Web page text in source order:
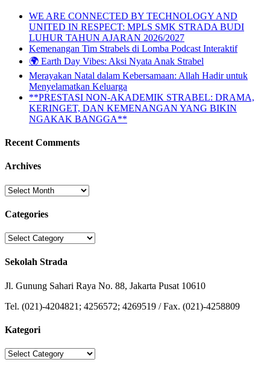
WE ARE CONNECTED BY TECHNOLOGY AND
UNITED IN RESPECT: MPLS SMK STRADA BUDI
LUHUR TAHUN AJARAN 2026/2027
Kemenangan Tim Strabels di Lomba Podcast Interaktif
🌍 Earth Day Vibes: Aksi Nyata Anak Strabel
Merayakan Natal dalam Kebersamaan: Allah Hadir untuk
Menyelamatkan Keluarga
**PRESTASI NON-AKADEMIK STRABEL: DRAMA,
KERINGET, DAN KEMENANGAN YANG BIKIN
NGAKAK BANGGA**
Recent Comments
Archives
Archives
Categories
Categories
Sekolah Strada
Jl. Gunung Sahari Raya No. 88, Jakarta Pusat 10610
Tel. (021)-4204821; 4256572; 4269519 / Fax. (021)-4258809
Kategori
Kategori